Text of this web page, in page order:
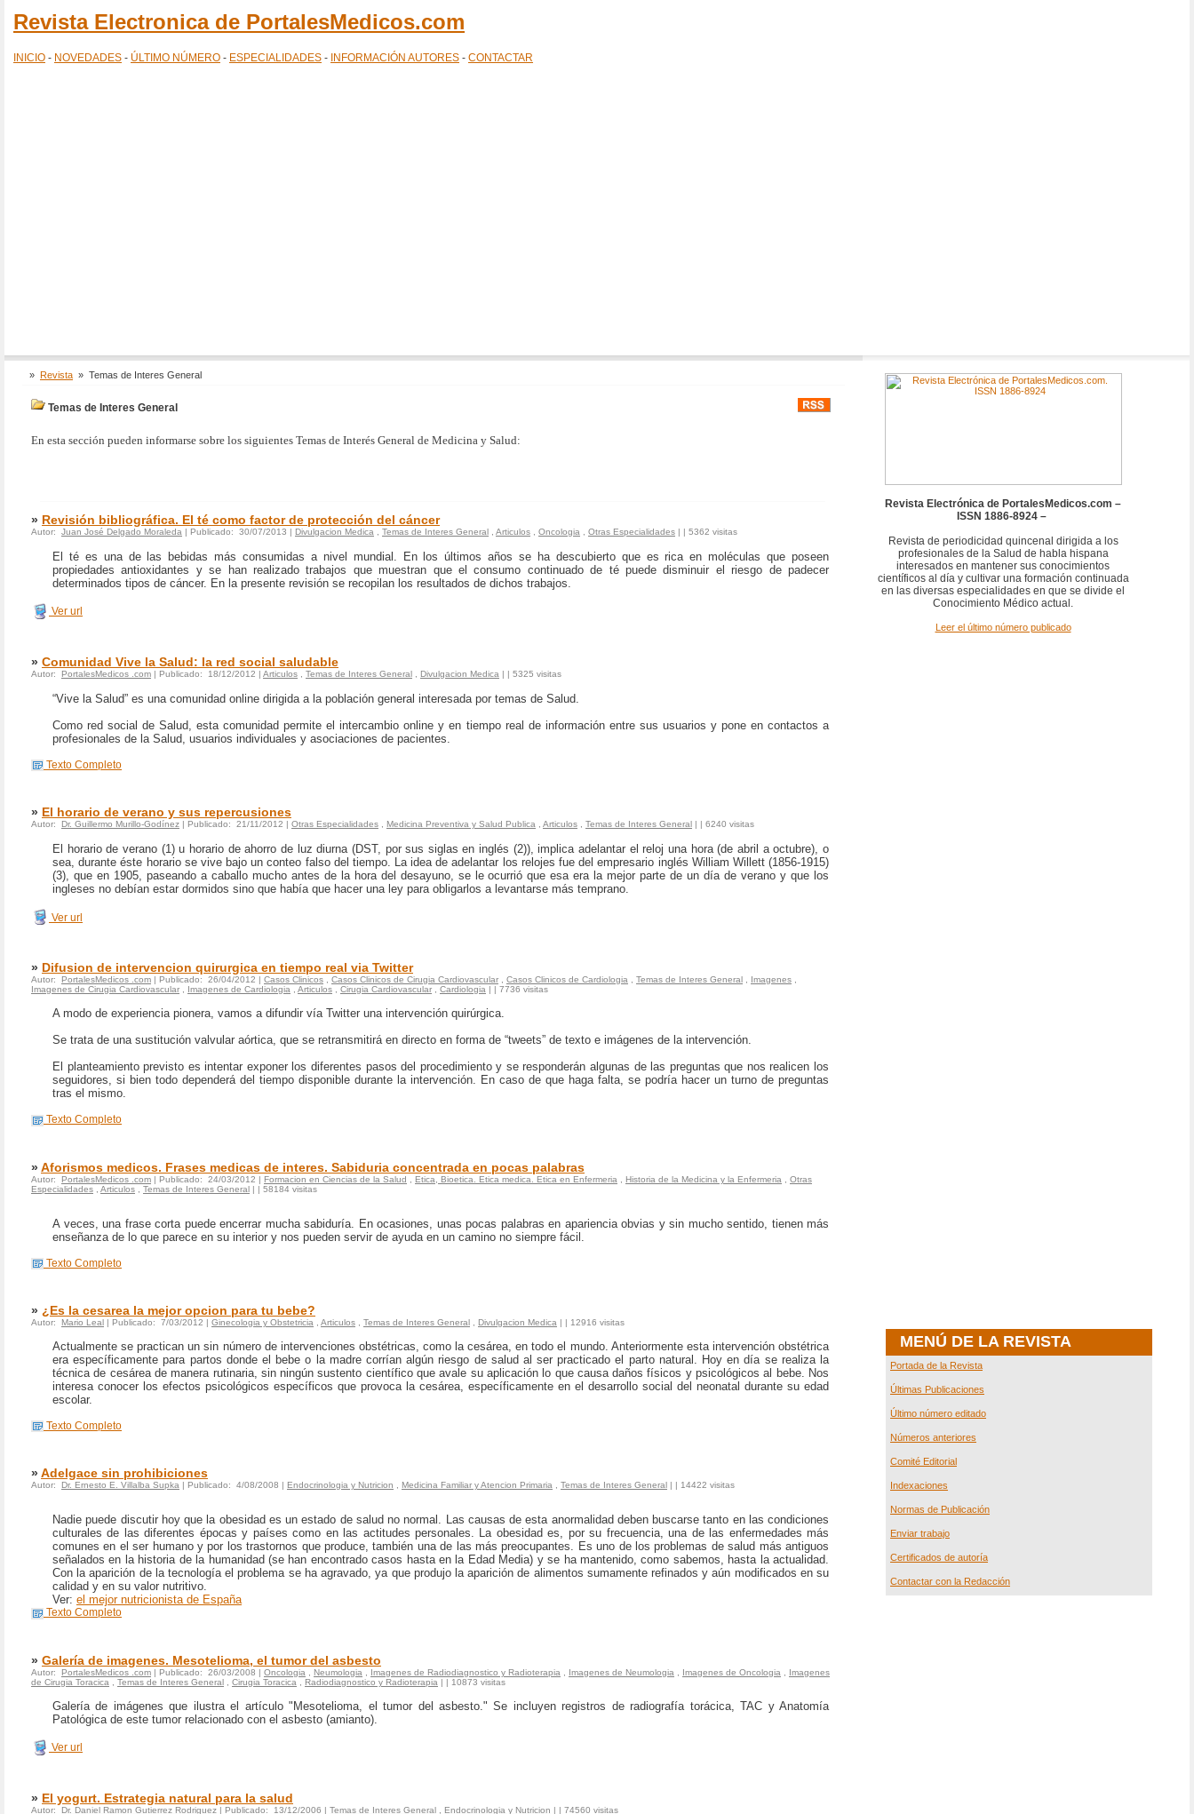
Revista Electronica de PortalesMedicos.com
INICIO - NOVEDADES - ÚLTIMO NÚMERO - ESPECIALIDADES - INFORMACIÓN AUTORES - CONTACTAR
» Revista » Temas de Interes General
Temas de Interes General
En esta sección pueden informarse sobre los siguientes Temas de Interés General de Medicina y Salud:
» Revisión bibliográfica. El té como factor de protección del cáncer
Autor: Juan José Delgado Moraleda | Publicado: 30/07/2013 | Divulgacion Medica Temas de Interes General Articulos Oncologia Otras Especialidades | | 5362 visitas
El té es una de las bebidas más consumidas a nivel mundial. En los últimos años se ha descubierto que es rica en moléculas que poseen
propiedades antioxidantes y se han realizado trabajos que muestran que el consumo continuado de té puede disminuir el riesgo de padecer
determinados tipos de cáncer. En la presente revisión se recopilan los resultados de dichos trabajos.
Ver url
» Comunidad Vive la Salud: la red social saludable
Autor: PortalesMedicos .com | Publicado: 18/12/2012 | Articulos Temas de Interes General Divulgacion Medica | | 5325 visitas
“Vive la Salud” es una comunidad online dirigida a la población general interesada por temas de Salud.
Como red social de Salud, esta comunidad permite el intercambio online y en tiempo real de información entre sus usuarios y pone en contactos a
profesionales de la Salud, usuarios individuales y asociaciones de pacientes.
Texto Completo
» El horario de verano y sus repercusiones
Autor: Dr. Guillermo Murillo-Godínez | Publicado: 21/11/2012 | Otras Especialidades , Medicina Preventiva y Salud Publica , Articulos , Temas de Interes General | | 6240 visitas
El horario de verano (1) u horario de ahorro de luz diurna (DST, por sus siglas en inglés (2)), implica adelantar el reloj una hora (de abril a octubre), o
sea, durante éste horario se vive bajo un conteo falso del tiempo. La idea de adelantar los relojes fue del empresario inglés William Willett (1856-1915)
(3), que en 1905, paseando a caballo mucho antes de la hora del desayuno, se le ocurrió que esa era la mejor parte de un día de verano y que los
ingleses no debían estar dormidos sino que había que hacer una ley para obligarlos a levantarse más temprano.
Ver url
» Difusion de intervencion quirurgica en tiempo real via Twitter
Autor: PortalesMedicos .com | Publicado: 26/04/2012 | Casos Clinicos , Casos Clinicos de Cirugia Cardiovascular , Casos Clinicos de Cardiologia , Temas de Interes General , Imagenes ,
Imagenes de Cirugia Cardiovascular , Imagenes de Cardiologia , Articulos , Cirugia Cardiovascular , Cardiologia | | 7736 visitas
A modo de experiencia pionera, vamos a difundir vía Twitter una intervención quirúrgica.
Se trata de una sustitución valvular aórtica, que se retransmitirá en directo en forma de “tweets” de texto e imágenes de la intervención.
El planteamiento previsto es intentar exponer los diferentes pasos del procedimiento y se responderán algunas de las preguntas que nos realicen los
seguidores, si bien todo dependerá del tiempo disponible durante la intervención. En caso de que haga falta, se podría hacer un turno de preguntas
tras el mismo.
Texto Completo
»Aforismos medicos. Frases medicas de interes. Sabiduria concentrada en pocas palabras
Autor: PortalesMedicos .com | Publicado: 24/03/2012 | Formacion en Ciencias de la Salud Etica, Bioetica. Etica medica. Etica en Enfermeria Historia de la Medicina y la Enfermeria
Otras
Especialidades
Articulos Temas de Interes General | | 58184 visitas
A veces, una frase corta puede encerrar mucha sabiduría. En ocasiones, unas pocas palabras en apariencia obvias y sin mucho sentido, tienen más
enseñanza de lo que parece en su interior y nos pueden servir de ayuda en un camino no siempre fácil.
Texto Completo
» ¿Es la cesarea la mejor opcion para tu bebe?
Autor: Mario Leal | Publicado: 7/03/2012 | Ginecologia y Obstetricia Articulos Temas de Interes General Divulgacion Medica | | 12916 visitas
Actualmente se practican un sin número de intervenciones obstétricas, como la cesárea, en todo el mundo. Anteriormente esta intervención obstétrica
era específicamente para partos donde el bebe o la madre corrían algún riesgo de salud al ser practicado el parto natural. Hoy en día se realiza la
técnica de cesárea de manera rutinaria, sin ningún sustento científico que avale su aplicación lo que causa daños físicos y psicológicos al bebe. Nos
interesa conocer los efectos psicológicos específicos que provoca la cesárea, específicamente en el desarrollo social del neonatal durante su edad
escolar.
Texto Completo
»Adelgace sin prohibiciones
Autor: Dr. Ernesto E. Villalba Supka | Publicado: 4/08/2008 | Endocrinologia y Nutricion , Medicina Familiar y Atencion Primaria , Temas de Interes General | | 14422 visitas
Nadie puede discutir hoy que la obesidad es un estado de salud no normal. Las causas de esta anormalidad deben buscarse tanto en las condiciones
culturales de las dife­rentes épocas y países como en las actitudes personales. La obesidad es, por su frecuencia, una de las enfer­me­dades más
comunes en el ser humano y por los trastornos que produce, también una de las más preocupantes. Es uno de los problemas de salud más antiguos
señalados en la histo­ria de la humanidad (se han encontrado casos hasta en la Edad Media) y se ha mantenido, como sabemos, hasta la actualidad.
Con la aparición de la tecnología el problema se ha agravado, ya que produjo la aparición de alimentos sumamente refinados y aún modificados en su
calidad y en su valor nutritivo.
Ver: el mejor nutricionista de España
Texto Completo
» Galería de imagenes. Mesotelioma, el tumor del asbesto
Autor: PortalesMedicos .com | Publicado: 26/03/2008 | Oncologia Neumologia Imagenes de Radiodiagnostico y Radioterapia Imagenes de Neumologia Imagenes de Oncologia
Imagenes
de Cirugia Toracica
Temas de Interes General Cirugia Toracica Radiodiagnostico y Radioterapia | | 10873 visitas
Galería de imágenes que ilustra el artículo "Mesotelioma, el tumor del asbesto." Se incluyen registros de radiografía torácica, TAC y Anatomía
Patológica de este tumor relacionado con el asbesto (amianto).
Ver url
» El yogurt. Estrategia natural para la salud
Autor: Dr. Daniel Ramon Gutierrez Rodriguez | Publicado: 13/12/2006 | Temas de Interes General Endocrinologia y Nutricion | | 74560 visitas
Revista Electrónica de PortalesMedicos.com –
ISSN 1886-8924 –
Revista de periodicidad quincenal dirigida a los
profesionales de la Salud de habla hispana
interesados en mantener sus conocimientos
científicos al día y cultivar una formación continuada
en las diversas especialidades en que se divide el
Conocimiento Médico actual.
Leer el último número publicado
MENÚ DE LA REVISTA
Portada de la Revista
Últimas Publicaciones
Último número editado
Números anteriores
Comité Editorial
Indexaciones
Normas de Publicación
Enviar trabajo
Certificados de autoría
Contactar con la Redacción